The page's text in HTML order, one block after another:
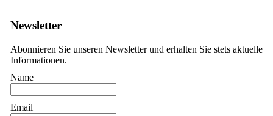
Newsletter
Abonnieren Sie unseren Newsletter und erhalten Sie stets aktuelle
Informationen.
Name
Email